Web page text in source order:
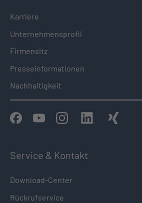
Karriere
Unternehmensprofil
Firmensitz
Presseinformationen
Nachhaltigkeit
Service & Kontakt
Download-Center
Rückrufservice